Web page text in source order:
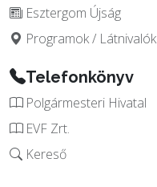
Esztergom Újság
Programok / Látnivalók
Telefonkönyv
Polgármesteri Hivatal
EVF Zrt.
Kereső